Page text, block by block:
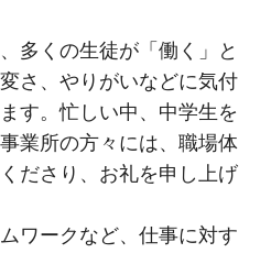
多くの生徒が「働く」と
さ、やりがいなどに気付
す。忙しい中、中学生を
業所の方々には、職場体
ださり、お礼を申し上げ
ワークなど、仕事に対す